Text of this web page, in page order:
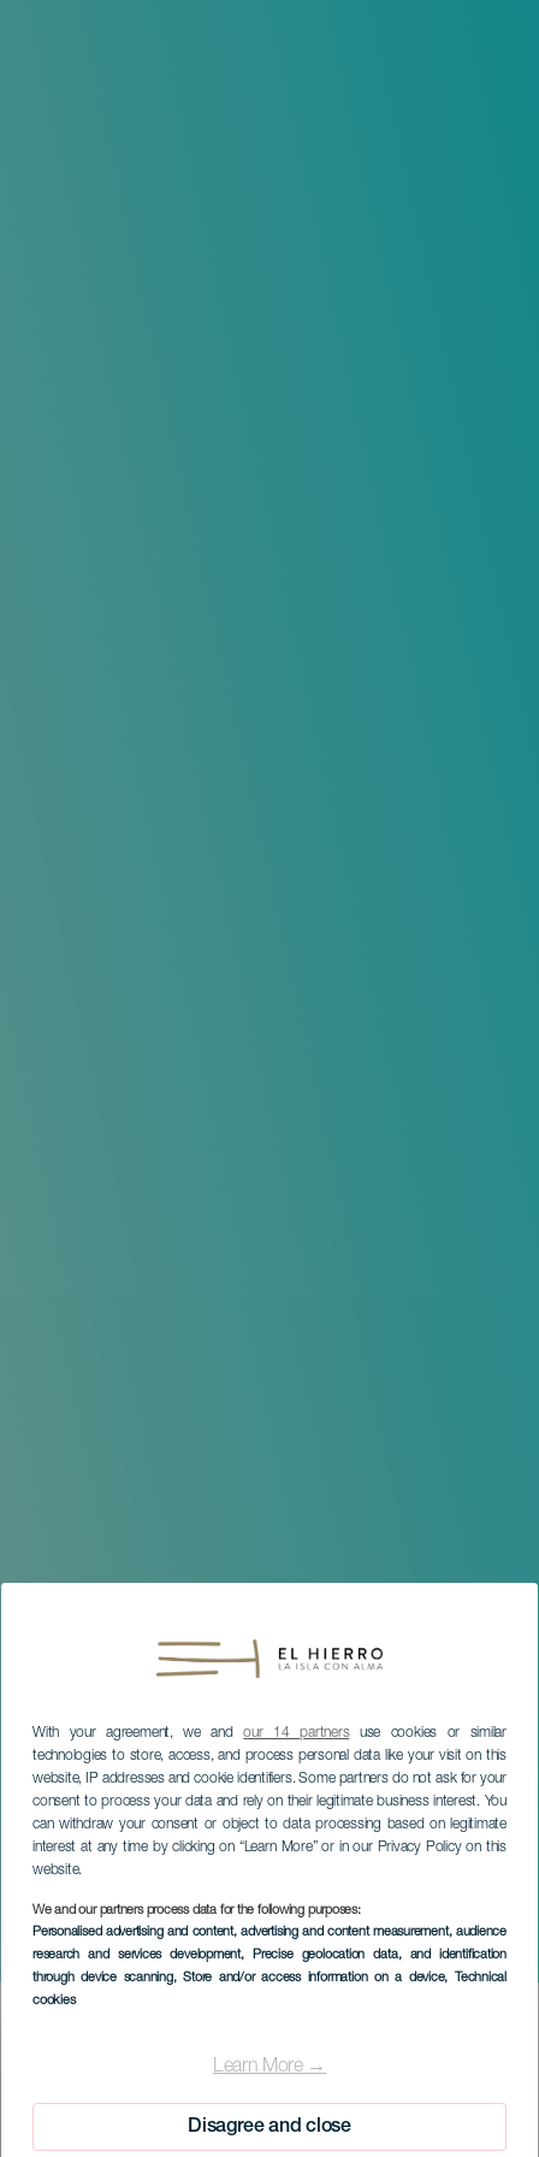
With your agreement, we andour 14 partnersuse cookies or similar
technologies to store, access, and process personal data like your visit on this
website, IP addresses and cookie identifiers. Some partners do not ask for your
consent to process your data and rely on their legitimate business interest. You
can withdraw your consent or object to data processing based on legitimate
interest at any time by clicking on “Learn More” or in our Privacy Policy on this
website.
We and our partners process data for the following purposes:
Personalised advertising and content, advertising and content measurement, audience
research and services development, Precise geolocation data, and identification
through device scanning, Store and/or access information on a device, Technical
cookies
Learn More →
Disagree and close
Baile de Navidad
EL HIERRO